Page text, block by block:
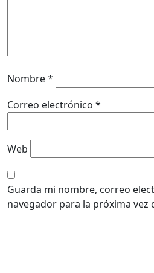
Nombre*
Correo electrónico *
Web
Guarda mi nombre, correo
navegador para la próxima vez